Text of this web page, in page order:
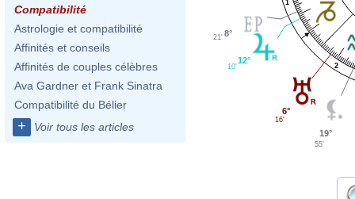
Compatibilité
Astrologie et compatibilité
Affinités et conseils
Affinités de couples célèbres
Ava Gardner et Frank Sinatra
Compatibilité du Bélier
+ Voir tous les articles
1
2
8°
21'
12°
10'
6°
16'
19°
55'